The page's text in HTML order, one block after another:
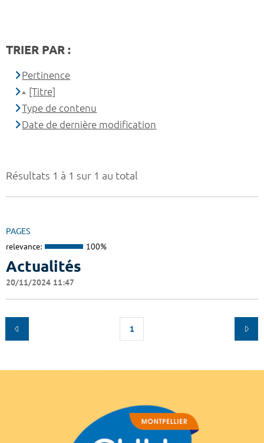
Résultats 1 à 1 sur 1 au total
PAGES
relevance: 100%
Actualités
20/11/2024 11:47
1
TRIER PAR :
Pertinence
[Titre]
Type de contenu
Date de dernière modification